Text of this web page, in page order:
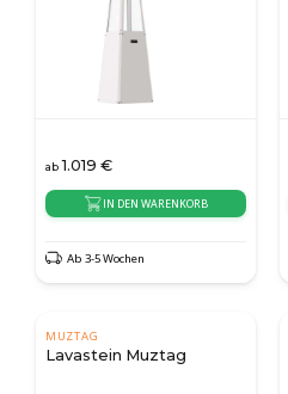
ab 1.019 €
IN DEN WARENKORB
Ab 3-5 Wochen
MUZTAG
Lavastein Muztag